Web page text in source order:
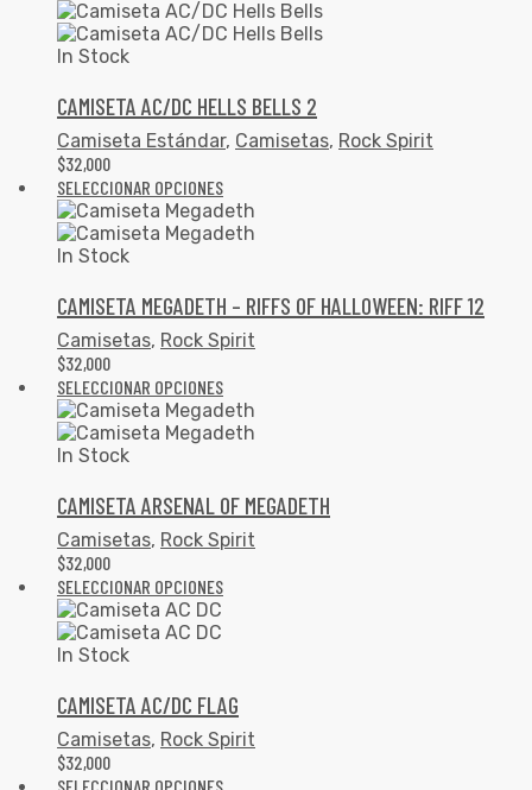
In Stock
CAMISETA AC/DC HELLS BELLS 2
Camiseta Estándar, Camisetas, Rock Spirit
$32,000
SELECCIONAR OPCIONES
In Stock
CAMISETA MEGADETH – RIFFS OF HALLOWEEN: RIFF 12
Camisetas, Rock Spirit
$32,000
SELECCIONAR OPCIONES
In Stock
CAMISETA ARSENAL OF MEGADETH
Camisetas, Rock Spirit
$32,000
SELECCIONAR OPCIONES
In Stock
CAMISETA AC/DC FLAG
Camisetas, Rock Spirit
$32,000